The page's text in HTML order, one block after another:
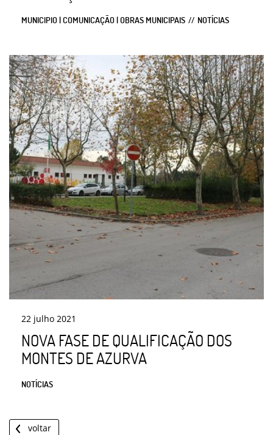
MUNICIPIO | COMUNICAÇÃO | OBRAS MUNICIPAIS NOTÍCIAS
22 julho 2021
NOVA FASE DE QUALIFICAÇÃO DOS
MONTES DE AZURVA
NOTÍCIAS
voltar